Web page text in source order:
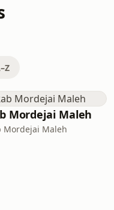
Mordejai Maleh
Mordejai Maleh